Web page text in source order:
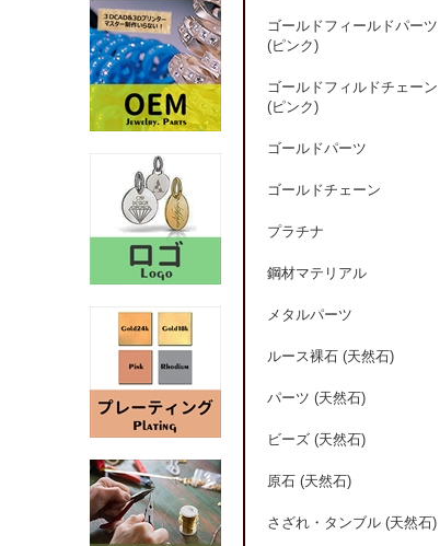
ゴールドフィールドパーツ
(ピンク)
ゴールドフィルドチェーン
(ピンク)
ゴールドパーツ
ゴールドチェーン
プラチナ
鋼材マテリアル
メタルパーツ
ルース裸石 (天然石)
パーツ (天然石)
ビーズ (天然石)
原石 (天然石)
さざれ・タンブル (天然石)